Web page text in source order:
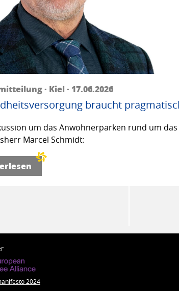
· Kiel · 17.06.2026
braucht
um das Anwohnerparken rund um
Marcel Schmidt:
von A bis Z
2024